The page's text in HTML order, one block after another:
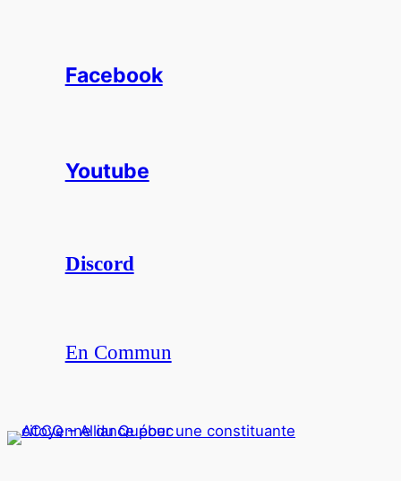
Facebook
Youtube
Discord
En Commun